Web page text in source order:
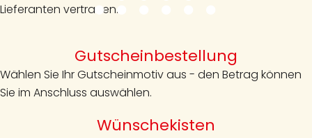
Lieferanten vertrauen.
Gutscheinbestellung
Wählen Sie Ihr Gutscheinmotiv aus - den Betrag können
Sie im Anschluss auswählen.
Wünschekisten